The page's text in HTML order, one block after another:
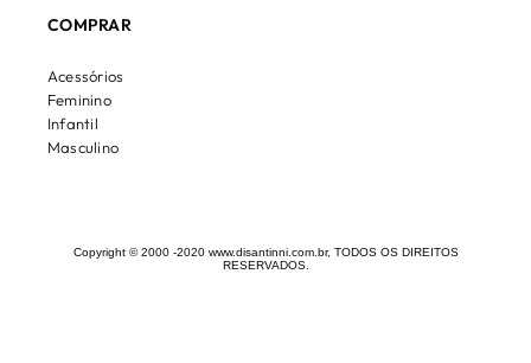
COMPRAR
Acessórios
Feminino
Infantil
Masculino
Copyright © 2000 -2020 www.disantinni.com.br, TODOS OS DIREITOS
RESERVADOS.